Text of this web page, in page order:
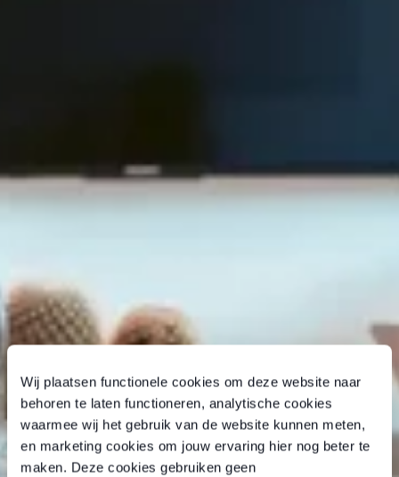
Wij plaatsen functionele cookies om deze website naar
behoren te laten functioneren, analytische cookies
waarmee wij het gebruik van de website kunnen meten,
en marketing cookies om jouw ervaring hier nog beter te
maken. Deze cookies gebruiken geen